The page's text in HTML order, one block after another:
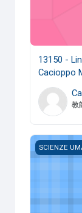
13150 -
Cacioppo
教
13150 -
SCIENZE